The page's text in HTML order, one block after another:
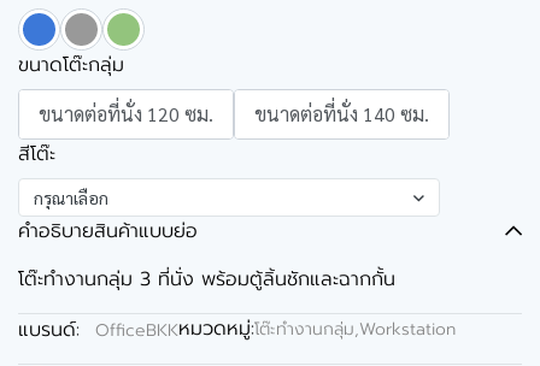
ขนาดโต๊ะกลุ่ม
ขนาดต่อที่นั่ง 120 ซม. ขนาดต่อที่นั่ง 140 ซม.
สีโต๊ะ
กรุณาเลือก
คำอธิบายสินค้าแบบย่อ
โต๊ะทำงานกลุ่ม 3 ที่นั่ง พร้อมตู้ลิ้นชักและฉากกั้น
แบรนด์:
OfficeBKKหมวดหมู่:โต๊ะทำงานกลุ่ม,Workstation